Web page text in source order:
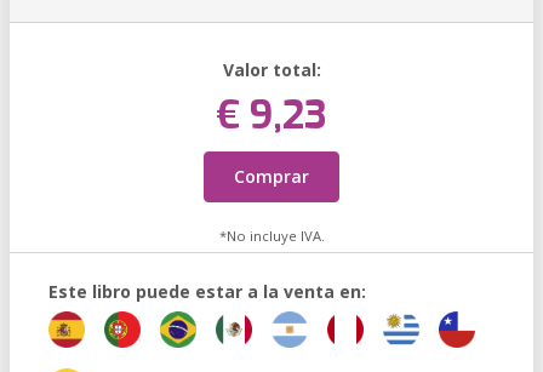
Valor total:
€ 9,23
Comprar
*No incluye IVA.
Este libro puede estar a la venta en: